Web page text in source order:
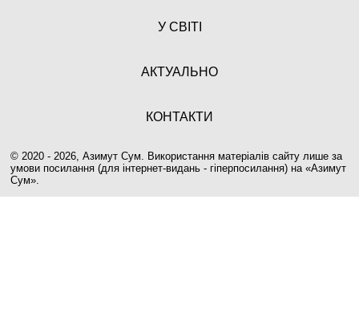
У СВІТІ
АКТУАЛЬНО
КОНТАКТИ
© 2020 - 2026, Азимут Сум. Використання матеріалів сайту лише за
умови посилання (для інтернет-видань - гіперпосилання) на «Азимут
Сум».